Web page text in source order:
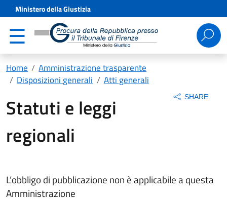
Ministero della Giustizia
Ricerca
per:
Home
Amministrazione trasparente
Disposizioni generali
Atti generali
Statuti e leggi
regionali
SHARE
L’obbligo di pubblicazione non è applicabile a questa
Amministrazione